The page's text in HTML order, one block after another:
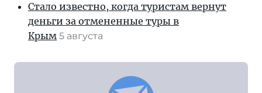
Стало известно, когда туристам вернут
деньги за отмененные туры в
Крым 5 августа